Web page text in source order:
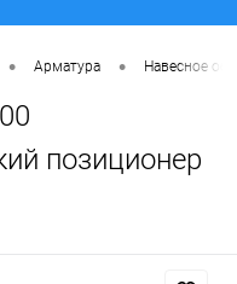
• Арматура • Навесное
позиционер